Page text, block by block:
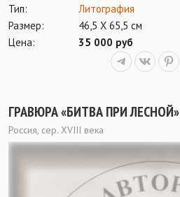
Тип:
Литография
Размер:
46,5 Х 65,5 см
Цена:
35 000 руб
ГРАВЮРА «БИТВА ПРИ ЛЕСНОЙ»
Россия, сер. XVIII века